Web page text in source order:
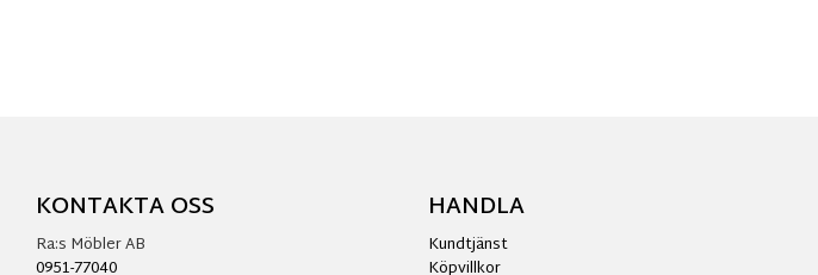
KONTAKTA OSS
Ra:s Möbler AB
0951-77040
HANDLA
Kundtjänst
Köpvillkor